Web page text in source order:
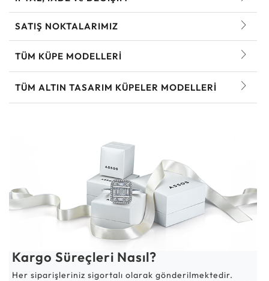
SATIŞ NOKTALARIMIZ
TÜM KÜPE MODELLERI
TÜM ALTIN TASARIM KÜPELER MODELLERI
Kargo Süreçleri Nasıl?
Her siparişleriniz sigortalı olarak gönderilmektedir.